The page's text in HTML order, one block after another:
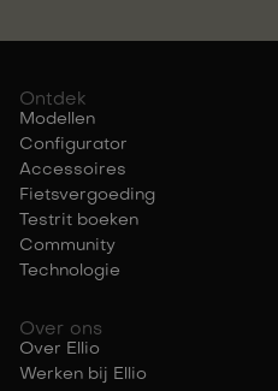
Ontdek
Modellen
Configurator
Accessoires
Fietsvergoeding
Testrit boeken
Community
Technologie
Over ons
Over Ellio
Werken bij Ellio